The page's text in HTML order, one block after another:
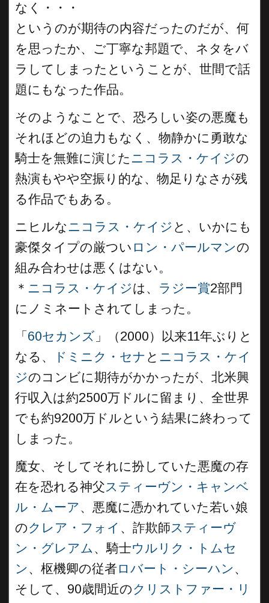
なく・・・
というのが期待の内容だったのだが、何
を思ったか、ご丁寧な邦題で、ネタをバ
ラしてしまったということが、世間で話
題にもなった作品。
そのようなことで、恐ろしい姿の悪魔も
それほどの迫力もなく、物静かに勇敢な
騎士を無難に演じたニコラス・ケイジの
熱演もやや空振り的な、物足りなさが残
る作品でもある。
ニヒルなニコラス・ケイジ と、いかにも
豪傑タイプの厳つい ロン・パールマンの
組み合わせは悪くはない。
＊ ニコラス・ケイジは、 ラジー賞2部門
にノミネートされてしまった。
「 60セカンズ 」（2000）以来11年ぶりと
なる、
ドミニク・セナ と ニコラス・ケイ
ジのコンビに期待がかかったが、北米興
行収入は約2500万ドルに留まり、全世界
でも約9200万ドルという結果に終わって
しまった。
魔女、そしてそれに扮していた悪魔の存
在を恐れる神父スティーヴン・キャンベ
ル・ムーア、悪魔に憑かれていた若い娘
のクレア・フォイ 、詐欺師スティーヴ
ン・グレアム、騎士ウルリク・トムセ
ン 、枢機卿の従者ロバート・シーハン 、
そして、90歳間近のクリストファー・リ